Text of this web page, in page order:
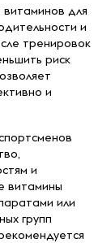
для
и
тренировок
риск
и
и
витамины
или
групп